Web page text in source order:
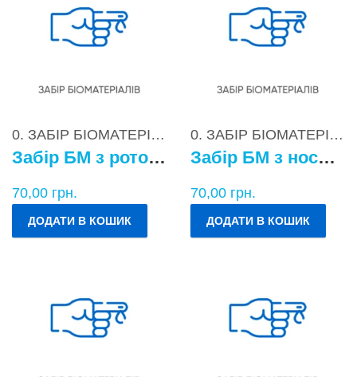
0. ЗАБІР БІОМАТЕРІАЛІВ
Забір БМ з ротоглотки
70,00 грн.
ДОДАТИ В КОШИК
0. ЗАБІР БІОМАТЕРІАЛІВ
Забір БМ з носоглотки
70,00 грн.
ДОДАТИ В КОШИК